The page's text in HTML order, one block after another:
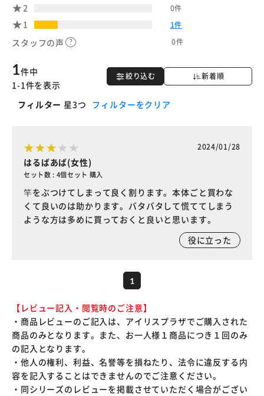
2 0件
1 1件
スタッフの声 0件
絞り込む 新着順
1件中
1-1件を表示
フィルター 星3つ フィルターをクリア
2024/01/28
はるばあば(女性)
セット数 : 4個セット 購入
竿をぶつけてしまって良く割ります。本体ごと買わな
くて良いのは助かります。バタバタして慌ててしまう
ような方は多めに買っておくと良いと思います。
役に立った
1
【レビュー記入・閲覧時のご注意】
・商品レビューのご記入は、アイリスプラザでご購入された
商品のみとなります。また、お一人様１商品につき１回のみ
の記入となります。
・他人の権利、利益、名誉等を損ねたり、法令に違反する内
容を記入することはできませんのでご注意ください。
・同シリーズのレビューを掲載させていただく場合がござい